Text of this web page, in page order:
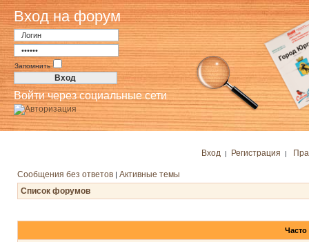
Вход на форум
Запомнить
Войти через социальные сети
Вход | Регистрация |
Сообщения без ответов | Активные темы
Список форумов